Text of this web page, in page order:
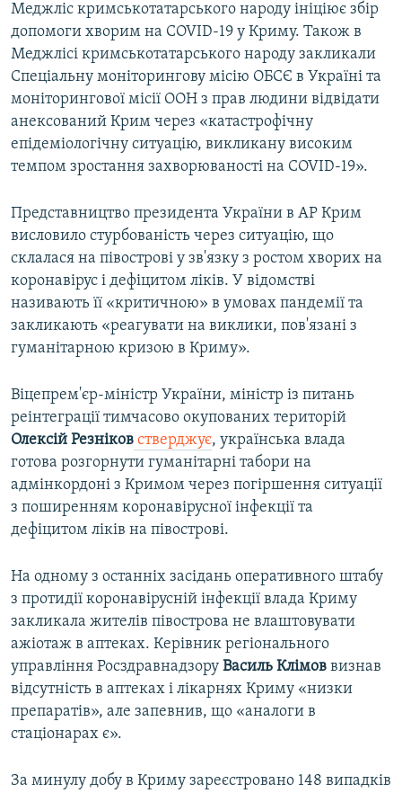
Меджліс кримськотатарського народу ініціює збір
допомоги хворим на COVID-19 у Криму. Також в
Меджлісі кримськотатарського народу закликали
Спеціальну моніторингову місію ОБСЄ в Україні та
моніторингової місії ООН з прав людини відвідати
анексований Крим через «катастрофічну
епідеміологічну ситуацію, викликану високим
темпом зростання захворюваності на COVID-19».
Представництво президента України в АР Крим
висловило стурбованість через ситуацію, що
склалася на півострові у зв'язку з ростом хворих на
коронавірус і дефіцитом ліків. У відомстві
називають її «критичною» в умовах пандемії та
закликають «реагувати на виклики, пов'язані з
гуманітарною кризою в Криму».
Віцепрем'єр-міністр України, міністр із питань
реінтеграції тимчасово окупованих територій
Олексій Резніков стверджує, українська влада
готова розгорнути гуманітарні табори на
адмінкордоні з Кримом через погіршення ситуації
з поширенням коронавірусної інфекції та
дефіцитом ліків на півострові.
На одному з останніх засідань оперативного штабу
з протидії коронавірусній інфекції влада Криму
закликала жителів півострова не влаштовувати
ажіотаж в аптеках. Керівник регіонального
управління Росздравнадзору Василь Клімов визнав
відсутність в аптеках і лікарнях Криму «низки
препаратів», але запевнив, що «аналоги в
стаціонарах є».
За минулу добу в Криму зареєстровано 148 випадків